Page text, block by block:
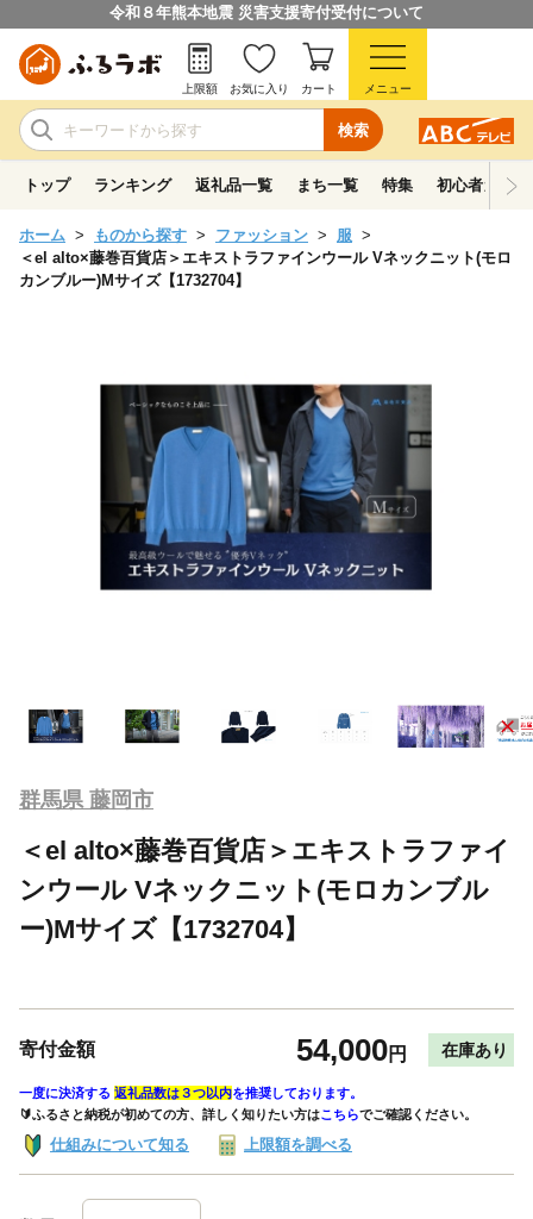
令和８年熊本地震 災害支援寄付受付について
検索
上限額 お気に入り カート メニュー
トップ ランキング 返礼品一覧 まち一覧 特集 初心者ガイド
ホーム ものから探す ファッション
服
＜el alto×藤巻百貨店＞エキストラファインウール Vネックニット(モロ
カンブルー)Mサイズ【1732704】
群馬県 藤岡市
＜el alto×藤巻百貨店＞エキストラファイ
ンウール Vネックニット(モロカンブル
ー)Mサイズ【1732704】
寄付金額 54,000円 在庫あり
一度に決済する 返礼品数は３つ以内を推奨しております。
🔰ふるさと納税が初めての方、詳しく知りたい方はこちらでご確認ください。
仕組みについて知る 上限額を調べる